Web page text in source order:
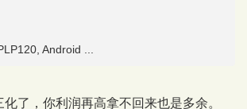
Android ...
了，你利润再高拿不回来也是多余。